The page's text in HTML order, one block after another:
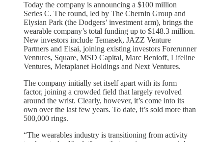
Today the company is announcing a $100 million
Series C. The round, led by The Chernin Group and
Elysian Park (the Dodgers’ investment arm), brings the
wearable company’s total funding up to $148.3 million.
New investors include Temasek, JAZZ Venture
Partners and Eisai, joining existing investors Forerunner
Ventures, Square, MSD Capital, Marc Benioff, Lifeline
Ventures, Metaplanet Holdings and Next Ventures.
The company initially set itself apart with its form
factor, joining a crowded field that largely revolved
around the wrist. Clearly, however, it’s come into its
own over the last few years. To date, it’s sold more than
500,000 rings.
“The wearables industry is transitioning from activity